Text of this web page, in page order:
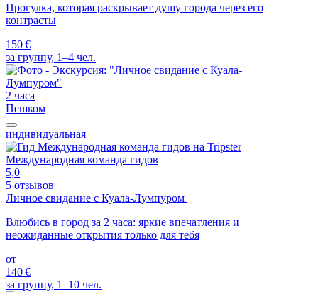
Прогулка, которая раскрывает душу города через его
контрасты
150 €
за группу, 1–4 чел.
2 часа
Пешком
индивидуальная
Международная команда гидов
5,0
5 отзывов
Личное свидание с Куала-Лумпуром
Влюбись в город за 2 часа: яркие впечатления и
неожиданные открытия только для тебя
от
140 €
за группу, 1–10 чел.